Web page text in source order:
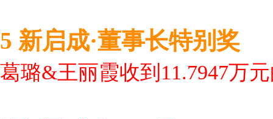
5 新启成·董事长特别奖
葛璐&王丽霞收到11.7947万